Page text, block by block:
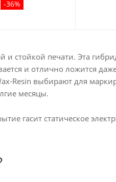
-36%
стойкой печати. Эта
и отлично ложится
Resin выбирают для
месяцы.
гасит статическое